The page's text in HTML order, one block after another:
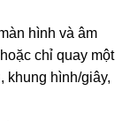
hình và âm
chỉ quay một
khung hình/giây,